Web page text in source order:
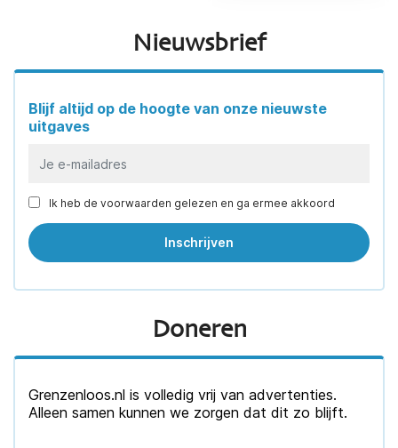
Nieuwsbrief
Blijf altijd op de hoogte van onze nieuwste
uitgaves
Ik heb de voorwaarden gelezen en ga ermee akkoord
Doneren
Grenzenloos.nl is volledig vrij van advertenties.
Alleen samen kunnen we zorgen dat dit zo blijft.